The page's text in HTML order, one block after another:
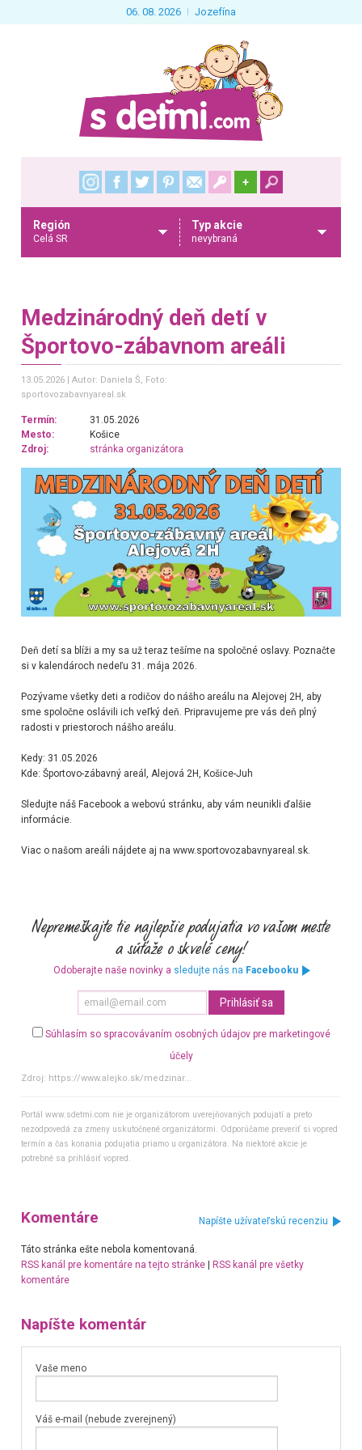
06. 08. 2026 Jozefína
+
Región
Celá SR
Typ akcie
nevybraná
Medzinárodný deň detí v
Športovo-zábavnom areáli
13.05.2026 Autor: Daniela Š, Foto:
sportovozabavnyareal.sk
Termín:
31.05.2026
Mesto:
Košice
Zdroj:
stránka organizátora
Deň detí sa blíži a my sa už teraz tešíme na spoločné oslavy. Poznačte
si v kalendároch nedeľu 31. mája 2026.
Pozývame všetky deti a rodičov do nášho areálu na Alejovej 2H, aby
sme spoločne oslávili ich veľký deň. Pripravujeme pre vás deň plný
radosti v priestoroch nášho areálu.
Kedy: 31.05.2026
Kde: Športovo-zábavný areál, Alejová 2H, Košice-Juh
Sledujte náš Facebook a webovú stránku, aby vám neunikli ďalšie
informácie.
Viac o našom areáli nájdete aj na www.sportovozabavnyareal.sk.
Odoberajte naše novinky a sledujte nás na Facebooku
Súhlasím so spracovávaním osobných údajov pre marketingové
účely
Zdroj: https://www.alejko.sk/medzinar...
Portál www.sdetmi.com nie je organizátorom uverejňovaných podujatí a preto
nezodpovedá za zmeny uskutočnené organizátormi. Odporúčame preveriť si vopred
termín a čas konania podujatia priamo u organizátora. Na niektoré akcie je
potrebné sa prihlásiť vopred.
Komentáre Napíšte užívateľskú recenziu
Táto stránka ešte nebola komentovaná.
RSS kanál pre komentáre na tejto stránke|
RSS kanál pre všetky
komentáre
Napíšte komentár
Vaše meno
Váš e-mail (nebude zverejnený)